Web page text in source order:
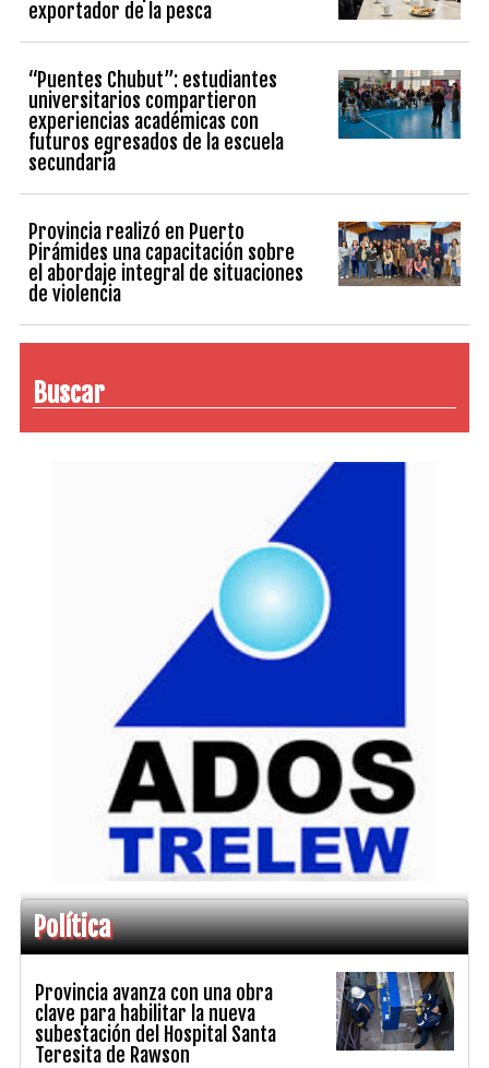
exportador de la pesca
“Puentes Chubut”: estudiantes
universitarios compartieron
experiencias académicas con
futuros egresados de la escuela
secundaria
Provincia realizó en Puerto
Pirámides una capacitación sobre
el abordaje integral de situaciones
de violencia
Buscar
Política
Provincia avanza con una obra
clave para habilitar la nueva
subestación del Hospital Santa
Teresita de Rawson